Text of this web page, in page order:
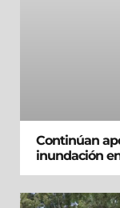
Continúan
inundación